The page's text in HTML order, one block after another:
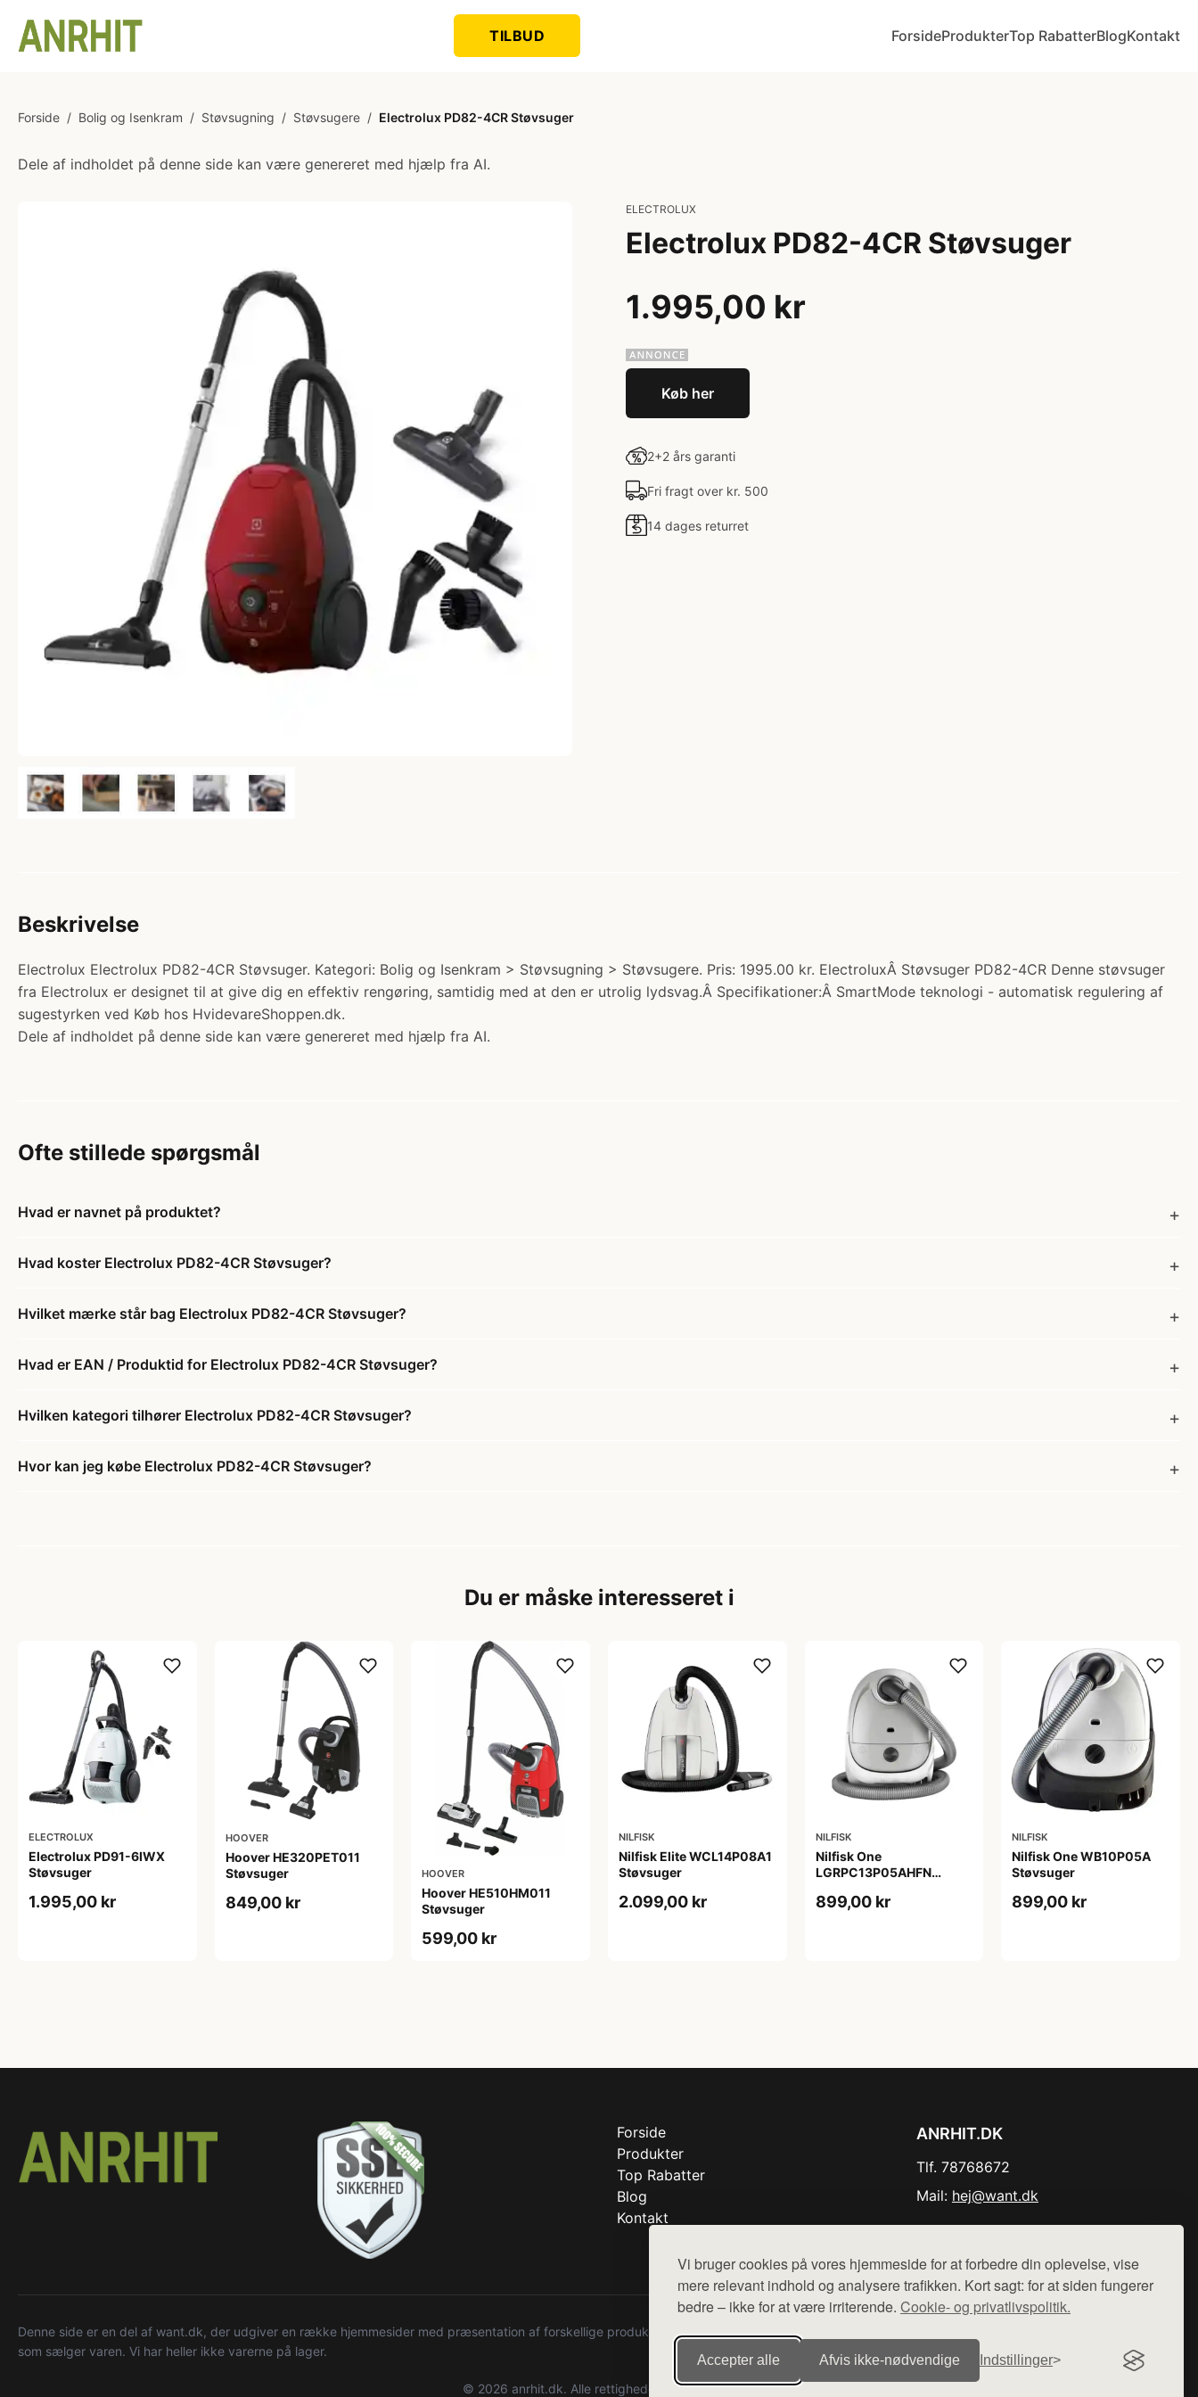
Vi bruger cookies på vores hjemmeside for at forbedre din oplevelse, vise
mere relevant indhold og analysere trafikken. Kort sagt: for at siden fungerer
bedre – ikke for at være irriterende. Cookie- og privatlivspolitik.
Accepter alle Afvis ikke‑nødvendige Indstillinger
TILBUD ForsideProdukterTop RabatterBlogKontakt
Forside / Bolig og Isenkram / Støvsugning / Støvsugere / Electrolux PD82-4CR Støvsuger
Dele af indholdet på denne side kan være genereret med hjælp fra AI.
ELECTROLUX
Electrolux PD82-4CR Støvsuger
1.995,00 kr
Køb her
2+2 års garanti
Fri fragt over kr. 500
14 dages returret
Beskrivelse
Electrolux Electrolux PD82-4CR Støvsuger. Kategori: Bolig og Isenkram > Støvsugning > Støvsugere. Pris: 1995.00 kr. ElectroluxÂ Støvsuger PD82-4CR Denne støvsuger
fra Electrolux er designet til at give dig en effektiv rengøring, samtidig med at den er utrolig lydsvag.Â Specifikationer:Â SmartMode teknologi - automatisk regulering af
sugestyrken ved Køb hos HvidevareShoppen.dk.
Dele af indholdet på denne side kan være genereret med hjælp fra AI.
Ofte stillede spørgsmål
Hvad er navnet på produktet?
Hvad koster Electrolux PD82-4CR Støvsuger?
Hvilket mærke står bag Electrolux PD82-4CR Støvsuger?
Hvad er EAN / Produktid for Electrolux PD82-4CR Støvsuger?
Hvilken kategori tilhører Electrolux PD82-4CR Støvsuger?
Hvor kan jeg købe Electrolux PD82-4CR Støvsuger?
Du er måske interesseret i
ELECTROLUX
Electrolux PD91-6IWX
Støvsuger
1.995,00 kr
HOOVER
Hoover HE320PET011
Støvsuger
849,00 kr
HOOVER
Hoover HE510HM011
Støvsuger
599,00 kr
NILFISK
Nilfisk Elite WCL14P08A1
Støvsuger
2.099,00 kr
NILFISK
Nilfisk One
LGRPC13P05AHFN
899,00 kr
NILFISK
Nilfisk One WB10P05A
Støvsuger
899,00 kr
Forside
Produkter
Top Rabatter
Blog
Kontakt
ANRHIT.DK
Tlf. 78768672
Mail: hej@want.dk
Denne side er en del af want.dk, der udgiver en række hjemmesider med præsentation af forskellige produkter fra diverse webshops. Der sælges ikke varer fra denne side - vi henviser til de shops,
som sælger varen. Vi har heller ikke varerne på lager.
© 2026 anrhit.dk. Alle rettigheder forbeholdes.